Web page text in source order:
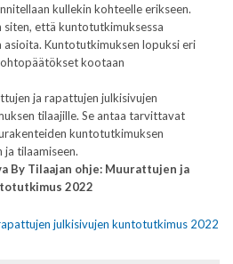
kullekin kohteelle erikseen.
että kuntotutkimuksessa
asioita. Kuntotutkimuksen lopuksi eri
kootaan
ja rapattujen julkisivujen
tilaajille. Se antaa tarvittavat
kuntotutkimuksen
tilaamiseen.
By Tilaajan ohje: Muurattujen ja
2022
julkisivujen kuntotutkimus 2022